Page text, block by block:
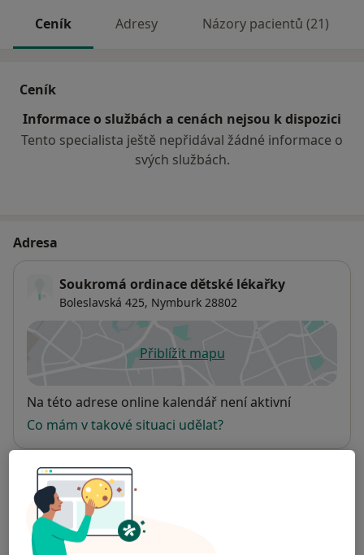
Ceník Adresy Názory pacientů (21)
Ceník
Informace o službách a cenách nejsou k dispozici
Tento specialista ještě nepřidával žádné informace o
svých službách.
Adresa
Soukromá ordinace dětské lékařky
Boleslavská 425, Nymburk 28802
Přiblížit mapuse otevře v nové záložce
Dostupnost
Na této adrese online kalendář není aktivní
Co mám v takové situaci udělat?
Způsoby platby (soukromé návštěvy)
Na teto adrese lékař přijímá pacienty na pojišťovnu
Detaily